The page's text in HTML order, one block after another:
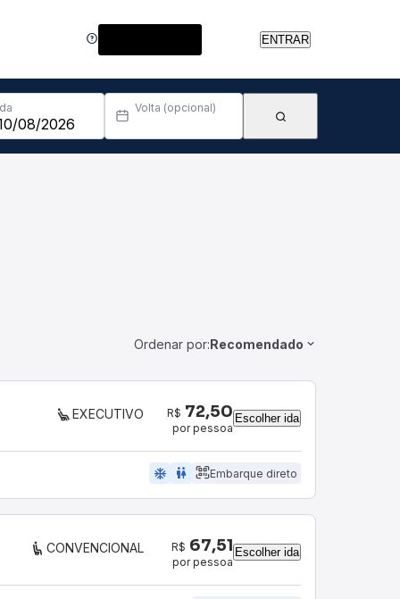
ENTRAR
Volta (opcional)
Ordenar por:Recomendado
EXECUTIVO R$ 72,50
por pessoa
Escolher ida
ac_unit wc Embarque direto
CONVENCIONAL R$ 67,51
por pessoa
Escolher ida